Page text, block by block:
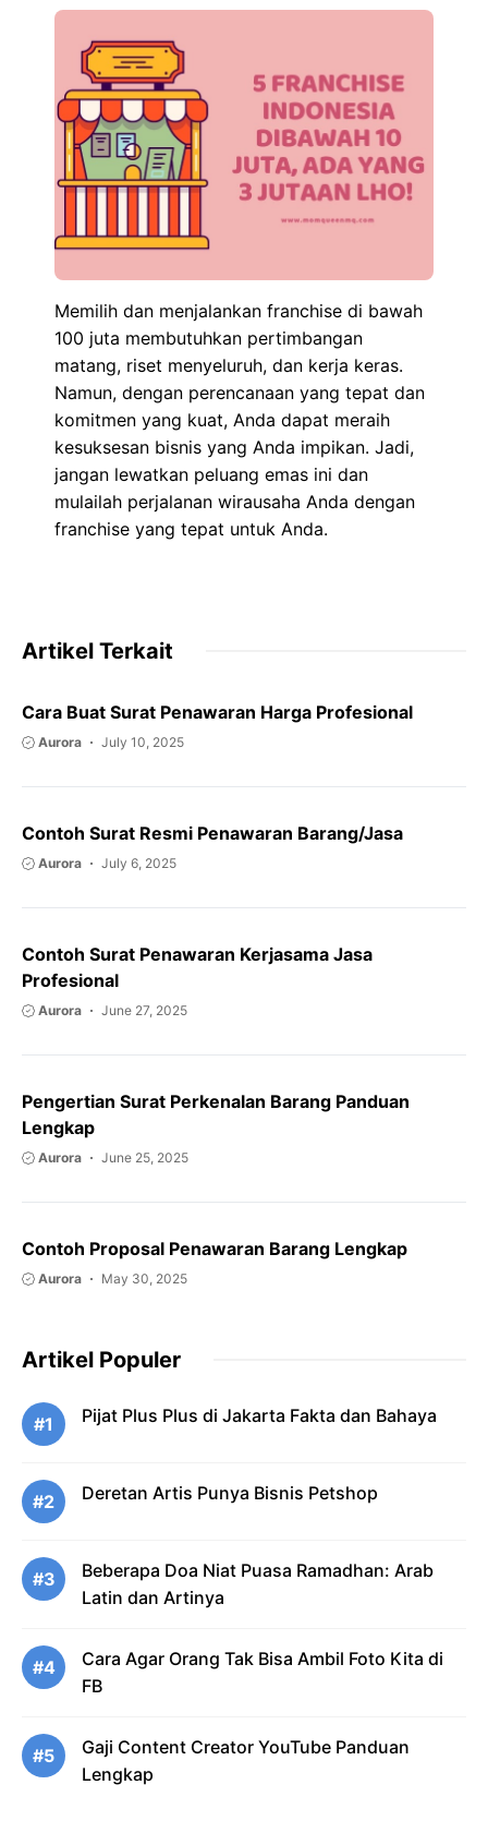
Memilih dan menjalankan franchise di bawah
100 juta membutuhkan pertimbangan
matang, riset menyeluruh, dan kerja keras.
Namun, dengan perencanaan yang tepat dan
komitmen yang kuat, Anda dapat meraih
kesuksesan bisnis yang Anda impikan. Jadi,
jangan lewatkan peluang emas ini dan
mulailah perjalanan wirausaha Anda dengan
franchise yang tepat untuk Anda.
Artikel Terkait
Cara Buat Surat Penawaran Harga Profesional
Aurora July 10, 2025
Contoh Surat Resmi Penawaran Barang/Jasa
Aurora July 6, 2025
Contoh Surat Penawaran Kerjasama Jasa
Profesional
Aurora June 27, 2025
Pengertian Surat Perkenalan Barang Panduan
Lengkap
Aurora June 25, 2025
Contoh Proposal Penawaran Barang Lengkap
Aurora May 30, 2025
Artikel Populer
#1 Pijat Plus Plus di Jakarta Fakta dan Bahaya
#2 Deretan Artis Punya Bisnis Petshop
#3
Beberapa Doa Niat Puasa Ramadhan: Arab
Latin dan Artinya
#4
Cara Agar Orang Tak Bisa Ambil Foto Kita di
FB
#5
Gaji Content Creator YouTube Panduan
Lengkap